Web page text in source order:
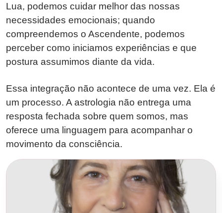
Lua, podemos cuidar melhor das nossas
necessidades emocionais; quando
compreendemos o Ascendente, podemos
perceber como iniciamos experiências e que
postura assumimos diante da vida.
Essa integração não acontece de uma vez. Ela é
um processo. A astrologia não entrega uma
resposta fechada sobre quem somos, mas
oferece uma linguagem para acompanhar o
movimento da consciência.